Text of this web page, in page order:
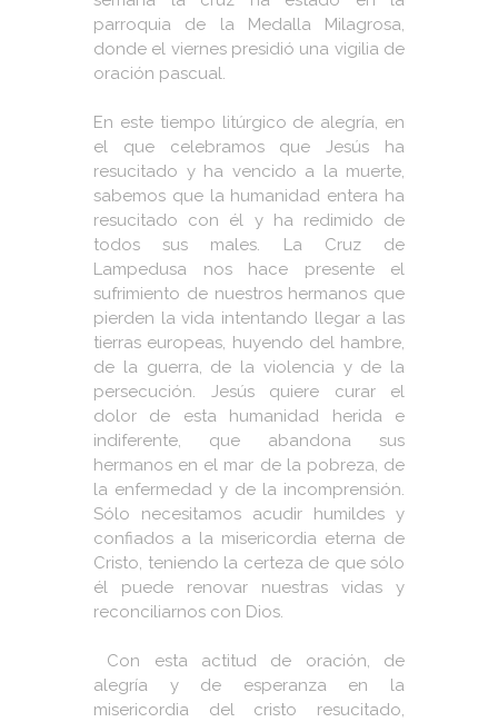
parroquia de la Medalla Milagrosa,
donde el viernes presidió una vigilia de
oración pascual.
En este tiempo litúrgico de alegría, en
el que celebramos que Jesús ha
resucitado y ha vencido a la muerte,
sabemos que la humanidad entera ha
resucitado con él y ha redimido de
todos sus males. La Cruz de
Lampedusa nos hace presente el
sufrimiento de nuestros hermanos que
pierden la vida intentando llegar a las
tierras europeas, huyendo del hambre,
de la guerra, de la violencia y de la
persecución. Jesús quiere curar el
dolor de esta humanidad herida e
indiferente, que abandona sus
hermanos en el mar de la pobreza, de
la enfermedad y de la incomprensión.
Sólo necesitamos acudir humildes y
confiados a la misericordia eterna de
Cristo, teniendo la certeza de que sólo
él puede renovar nuestras vidas y
reconciliarnos con Dios.
Con esta actitud de oración, de
alegría y de esperanza en la
misericordia del cristo resucitado,